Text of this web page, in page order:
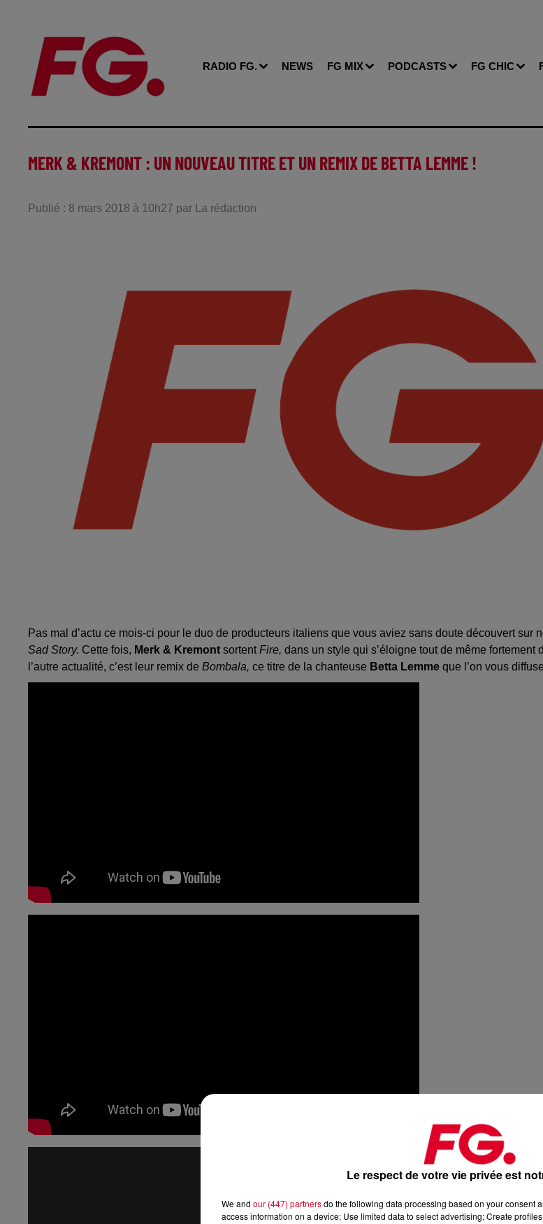
RADIO FG. NEWS FG MIX PODCASTS FG CHIC
MERK & KREMONT : UN NOUVEAU TITRE ET UN REMIX DE BETTA LEMME !
Publié : 8 mars 2018 à 10h27 par La rédaction
Pas mal d’actu ce mois-ci pour le duo de producteurs italiens que vous aviez sans doute découvert sur
Sad Story. Cette fois, Merk & Kremont sortentFire, dans un style qui s’éloigne tout de même fortement
l’autre actualité, c’est leur remix de Bombala, ce titre de la chanteuse Betta Lemme que l’on vous
Le respect de votre vie privée est
We and our (447) partnersdo the following data processing based on your consent
access information on a device; Use limited data to select advertising; Create